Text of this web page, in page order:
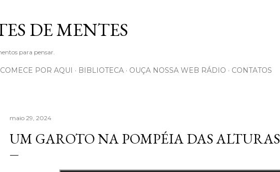
DE MENTES
para pensar.
COMECE POR AQUI BIBLIOTECA OUÇA NOSSA WEB RÁDIO CONTATOS
maio 29, 2024
UM GAROTO NA POMPÉIA DAS ALTURAS